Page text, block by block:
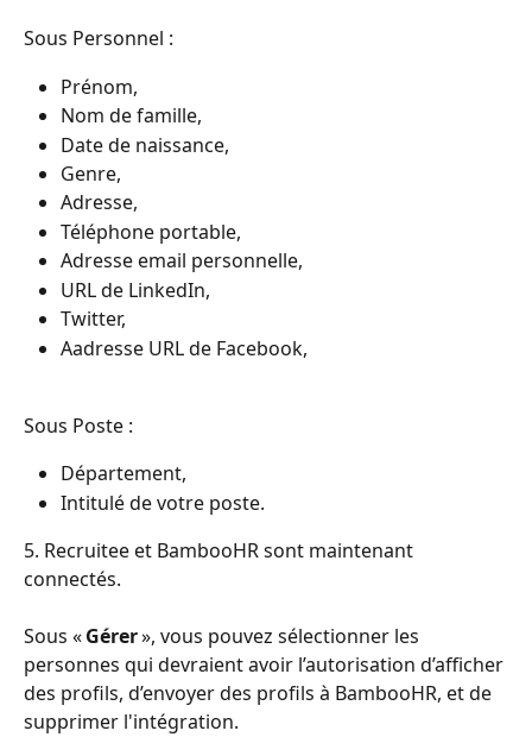
Sous Personnel :
Prénom,
Nom de famille,
Date de naissance,
Genre,
Adresse,
Téléphone portable,
Adresse email personnelle,
URL de LinkedIn,
Twitter,
Aadresse URL de Facebook,
Sous Poste :
Département,
Intitulé de votre poste.
5. Recruitee et BambooHR sont maintenant
connectés.
Sous « Gérer », vous pouvez sélectionner les
personnes qui devraient avoir l’autorisation d’afficher
des profils, d’envoyer des profils à BambooHR, et de
supprimer l'intégration.